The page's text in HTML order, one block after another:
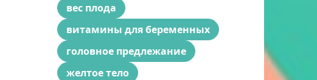
вес плода
витамины для беременных
головное предлежание
желтое тело